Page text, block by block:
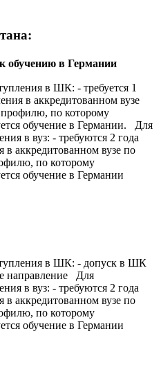
обучению в Германии
в ШК: - требуется 1
в аккредитованном вузе
по которому
обучение в Германии. Для
в вуз: - требуются 2 года
в аккредитованном вузе по
по которому
обучение в Германии
в ШК: - допуск в ШК
направление Для
в вуз: - требуются 2 года
в аккредитованном вузе по
по которому
обучение в Германии